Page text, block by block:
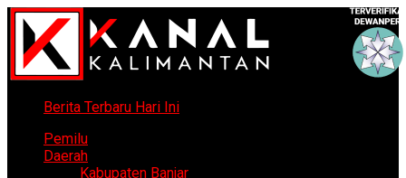
Berita Terbaru Hari Ini
Pemilu
Daerah
Kabupaten Banjar